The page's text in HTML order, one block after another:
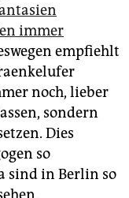
immer
empfiehlt
noch, lieber
sondern
Dies
so
sind in Berlin so